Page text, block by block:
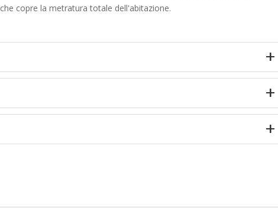
copre la metratura totale dell'abitazione.